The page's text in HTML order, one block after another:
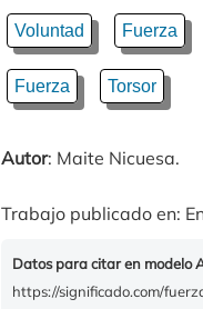
Voluntad Fuerza
Fuerza Torsor
Autor: Maite Nicuesa.
Trabajo publicado en:
Datos para citar en modelo
https://significado.com/